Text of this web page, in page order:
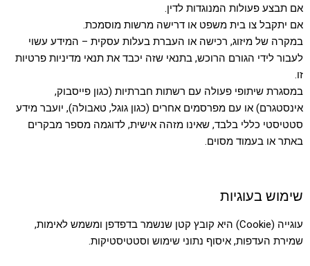
אם תבצע פעולות המנוגדות לדין.
אם יתקבל צו בית משפט או דרישה מרשות מוסמכת.
במקרה של מיזוג, רכישה או העברת בעלות עסקית – המידע עשוי
לעבור לידי הגורם הרוכש, בתנאי שזה יכבד את תנאי מדיניות פרטיות
זו.
במסגרת שיתופי פעולה עם רשתות חברתיות (כגון פייסבוק,
אינסטגרם) או עם מפרסמים אחרים (כגון גוגל, טאבולה), יועבר מידע
סטטיסטי כללי בלבד, שאינו מזהה אישית, לדוגמה מספר מבקרים
באתר או בעמוד מסוים.
שימוש בעוגיות
עוגייה (Cookie) היא קובץ קטן שנשמר בדפדפן ומשמש לאימות,
שמירת העדפות, איסוף נתוני שימוש וסטטיסטיקות.